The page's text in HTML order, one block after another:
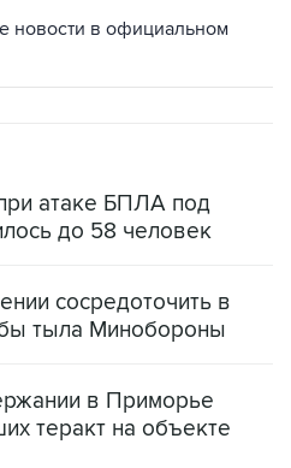
новости в официальном
атаке БПЛА под
до 58 человек
сосредоточить в
тыла Минобороны
в Приморье
теракт на объекте